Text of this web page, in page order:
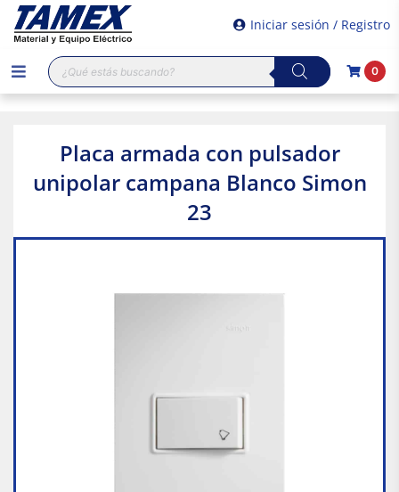
Iniciar sesión / Registro
Búsqueda
de
productos
0
Placa armada con pulsador
unipolar campana Blanco Simon
23